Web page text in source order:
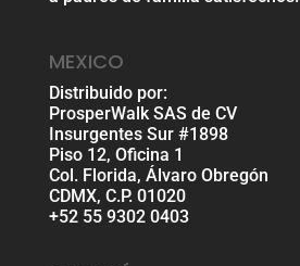
MEXICO
Distribuido por:
ProsperWalk SAS de CV
Insurgentes Sur #1898
Piso 12, Oficina 1
Col. Florida, Álvaro Obregón
CDMX, C.P. 01020
+52 55 9302 0403